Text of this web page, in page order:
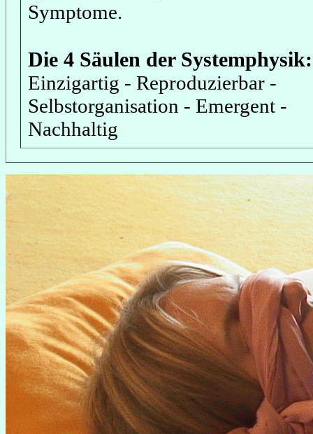
Symptome.
Die 4 Säulen der Systemphysik:
Einzigartig - Reproduzierbar -
Selbstorganisation - Emergent -
Nachhaltig